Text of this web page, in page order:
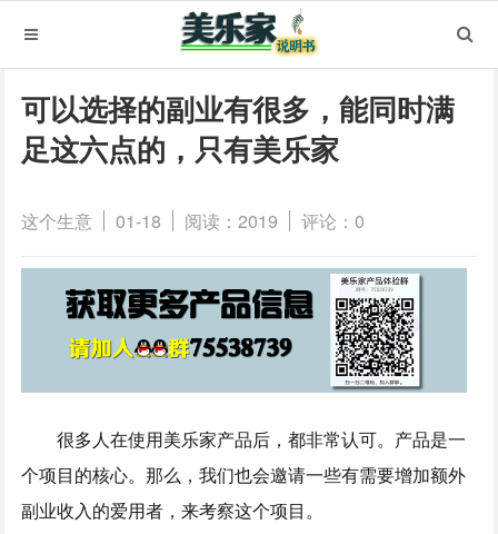
可以选择的副业有很多，能同时满
足这六点的，只有美乐家
这个生意 01-18 阅读：2019 评论：0
很多人在使用美乐家产品后，都非常认可。产品是一
个项目的核心。那么，我们也会邀请一些有需要增加额外
副业收入的爱用者，来考察这个项目。